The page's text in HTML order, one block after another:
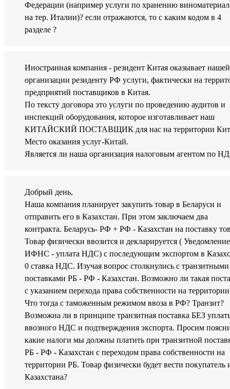
Федерации (например услуги по хранению
на тер. Италии)? если отражаются, то с каким кодом в 4
разделе ?
Иностранная компания - резидент Китая оказывает нашей
организации резиденту РФ услуги, фактически на
предприятий поставщиков в Китая.
По тексту договора это услуги по проведению аудитов и
инспекций оборудования, которое изготавливает наш
КИТАЙСКИЙ ПОСТАВЩИК для нас на территории
Место оказания услуг-Китай.
Является ли наша организация налоговым агентом по
Добрый день,
Наша компания планирует закупить товар в Беларуси и
отправить его в Казахстан. При этом заключаем два
контракта. Беларусь- РФ + РФ - Казахстан на поставку
Товар физически ввозится и декларируется ( Уведомление
ИФНС - уплата НДС) с последующим экспортом в
0 ставка НДС. Изучая вопрос столкнулись с транзитными
поставками РБ - РФ - Казахстан. Возможно ли такая
с указанием перехода права собственности на
Что тогда с таможенным режимом ввоза в РФ? Транзит?
Возможна ли в принципе транзитная поставка БЕЗ
ввозного НДС и подтверждения экспорта. Просим
какие налоги мы должны платить при транзитной
РБ - РФ - Казахстан с переходом права собственности на
территории РБ. Товар физически будет вести покупатель
Казахстана?